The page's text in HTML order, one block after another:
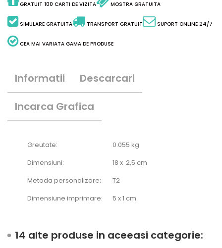
GRATUIT 100 CARTI DE VIZITA MOSTRA GRATUITA
SIMULARE GRATUITA TRANSPORT GRATUIT SUPORT ONLINE 24/7
CEA MAI VARIATA GAMA DE PRODUSE
Informatii Descarcari
Incarca Grafica
Greutate:
0.055 kg
Dimensiuni:
18 x 2,5 cm
Metoda personalizare:
T2
Dimensiune imprimare:
5 x 1 cm
14 alte produse in aceeasi categorie: